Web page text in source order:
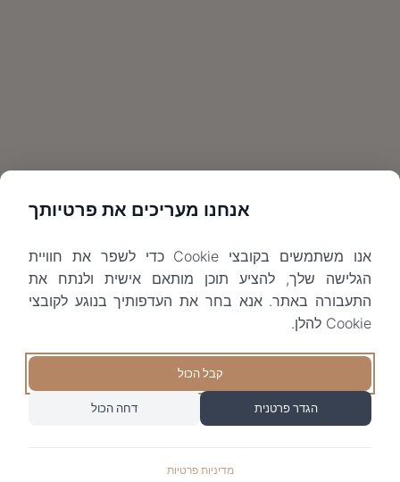
אנחנו מעריכים את פרטיותך
אנו משתמשים בקובצי Cookie כדי לשפר את חוויית
הגלישה שלך, להציע תוכן מותאם אישית ולנתח את
התעבורה באתר. אנא בחר את העדפותיך בנוגע לקובצי
Cookie להלן.
קבל הכול
הגדר פרטנית דחה הכול
מדיניות פרטיות